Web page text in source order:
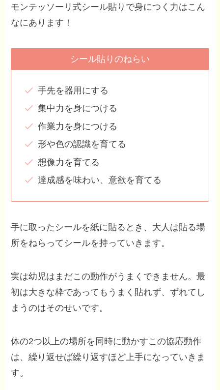
モンテッソーリ式シール貼りで身につく力はこん
なにあります！
シール貼りのねらい
手先を器用にする
集中力を身につける
作業力を身につける
形や色の認識を育てる
想像力を育てる
達成感を味わい、意欲を育てる
手に取ったシールを紙に貼るとき、大人は貼る場
所をねらってシールを持っていきます。
実は幼児はまだこの動作がうまくできません。最
初は大きな枠であってもうまく貼れず、ずれてし
まうのはそのせいです。
体の2つ以上の場所を同時に動かすこの協応動作
は、繰り返せば繰り返すほど上手になっていきま
す。